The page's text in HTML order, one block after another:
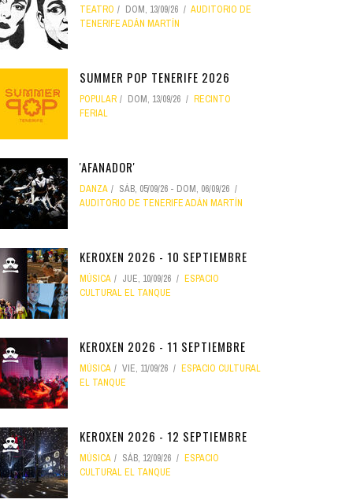
TEATRO DOM, 13/09/26
AUDITORIO DE
TENERIFE ADÁN MARTÍN
SUMMER POP TENERIFE 2026
POPULAR DOM, 13/09/26
RECINTO
FERIAL
'AFANADOR'
DANZA SÁB, 05/09/26 - DOM, 06/09/26
AUDITORIO DE TENERIFE ADÁN MARTÍN
KEROXEN 2026 - 10 SEPTIEMBRE
MÚSICA JUE, 10/09/26
ESPACIO
CULTURAL EL TANQUE
KEROXEN 2026 - 11 SEPTIEMBRE
MÚSICA VIE, 11/09/26
ESPACIO CULTURAL
EL TANQUE
KEROXEN 2026 - 12 SEPTIEMBRE
MÚSICA SÁB, 12/09/26
ESPACIO
CULTURAL EL TANQUE